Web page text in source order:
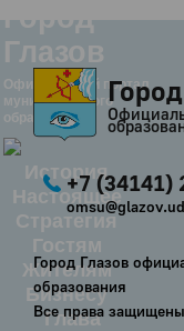
Город
Глазов
Официальный портал
муниципального
образования
История
Настоящее
Стратегия
Гостям
Жителям
Бизнесу
Глава
+7 (34141)
Город Глазов
образования
Все права